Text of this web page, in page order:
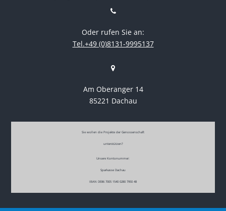
Oder rufen Sie an:
Tel.+49 (0)8131-9995137
Am Oberanger 14
85221 Dachau
Sie wollen die Projekte der Genossenschaft
unterstützen?
Unsere Kontonummer:
Sparkasse Dachau
IBAN DE86 7005 1540 0280 7950 48